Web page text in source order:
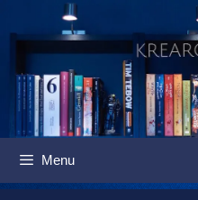
Menu